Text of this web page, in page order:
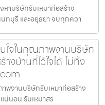
าบริษัทรับเหมาก่อสร้าง
บุรี และอยุธยา จบทุกควา
จในคุณภาพงานบริษัท
งบ้านที่ไว้ใจได้ ไม่ทิ้ง
พงานบริษัทรับเหมาก่อสร้าง
น่นอน รับเหมาสร